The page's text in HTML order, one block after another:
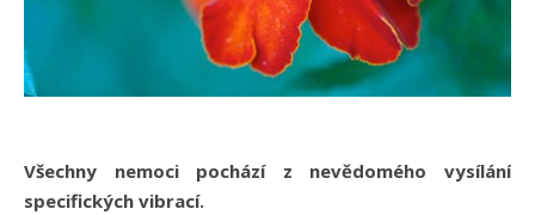
Všechny nemoci pochází z nevědomého vysílání
specifických vibrací.